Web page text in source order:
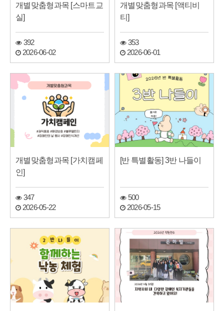
개별맞춤형과목 [스마트교
실]
392
2026-06-02
개별맞춤형과목 [액티비
티]
353
2026-06-01
개별맞춤형과목 [가치캠페
인]
347
2026-05-22
[반 특별활동] 3반 나들이
500
2026-05-15